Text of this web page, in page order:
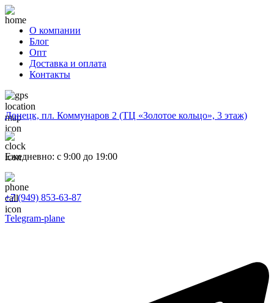
О компании
Блог
Опт
Доставка и оплата
Контакты
Донецк, пл. Коммунаров 2 (ТЦ «Золотое кольцо», 3 этаж)
Ежедневно: с 9:00 до 19:00
+7 (949) 853-63-87
Telegram-plane